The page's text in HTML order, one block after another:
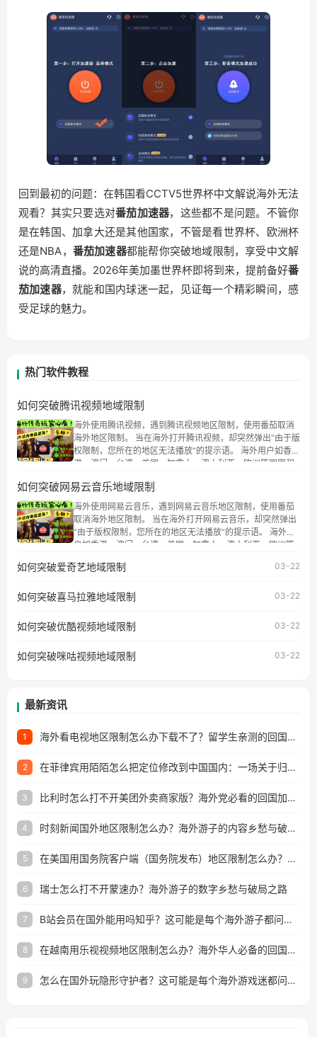
回到最初的问题：在韩国看CCTV5世界杯中文解说海外无法
观看？其实只要选对番茄加速器，这些都不是问题。不管你
是在韩国、加拿大还是其他国家，不管是看世界杯、欧洲杯
还是NBA， 番茄加速器都能帮你突破地域限制，享受中文解
说的高清直播。2026年美加墨世界杯即将到来，提前备好番
茄加速器，就能和国内球迷一起，见证每一个精彩瞬间，感
受足球的魅力。
热门软件教程
如何突破腾讯视频地域限制
海外使用腾讯视频，遇到腾讯视频地区限制，使用番茄取消
海外地区限制。 当在海外打开腾讯视频，却突然弹出“由于版
权限制，您所在的地区无法播放”的提示语。 海外用户如香
港、澳门、台湾、美国、加拿大、澳大利亚、欧洲等国家和
权限制问题，且仅能在中国大陆地区播放。 遇到这个问题的
朋友们，使用番茄回国加速器，即可解决「海外用户收听腾
讯视频地区版权限制」的问题，无论人在香港、澳门、台
湾、美国、加拿大、澳大利亚、欧洲等国家和地区工作、留
学、定居等，都可以使用，不再因地区和版权限制所困扰。
如何突破网易云音乐地域限制
海外使用网易云音乐，遇到网易云音乐地区限制，使用番茄
取消海外地区限制。 当在海外打开网易云音乐，却突然弹出
“由于版权限制，您所在的地区无法播放”的提示语。 海外用
户如香港、澳门、台湾、美国、加拿大、澳大利亚、欧洲等
地区及版权限制问题，且仅能在中国大陆地区播放。 遇到这
户收听网易云音乐地区版权限制」的问题，无论人在香港、
工作、留学、定居等，都可以使用，不再因地区和版权限制
所困扰。
如何突破爱奇艺地域限制 03-22
如何突破喜马拉雅地域限制 03-22
如何突破优酷视频地域限制 03-22
如何突破咪咕视频地域限制 03-22
最新资讯
1 海外看电视地区限制怎么办下载不了？留学生亲测的回国加速方案（附2026世界杯观赛技巧）
2 在菲律宾用陌陌怎么把定位修改到中国国内：一场关于归属感与连接的探索
3 比利时怎么打不开美团外卖商家版？海外党必看的回国加速全攻略
4 时刻新闻国外地区限制怎么办？海外游子的内容乡愁与破局之路
5 在美国用国务院客户端（国务院发布）地区限制怎么办？3步解决海外看国内内容难题
6 瑞士怎么打不开蒙速办？海外游子的数字乡愁与破局之路
7 B站会员在国外能用吗知乎？这可能是每个海外游子都问过的问题
8 在越南用乐视视频地区限制怎么办？海外华人必备的回国加速攻略
9 怎么在国外玩隐形守护者？这可能是每个海外游戏迷都问过的问题